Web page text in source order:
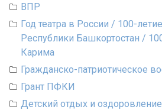
ВПР
Год театра в России / 100-
Республики Башкортостан /
Карима
Гражданско-патриотическое
Грант ПФКИ
Детский отдых и оздоровление